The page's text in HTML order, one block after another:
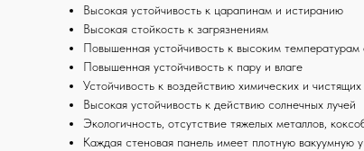
Высокая устойчивость к царапинам и истиранию
Высокая стойкость к загрязнениям
Повышенная устойчивость к высоким
Повышенная устойчивость к пару и влаге
Устойчивость к воздействию химических и
Высокая устойчивость к действию солнечных лучей
Экологичность, отсутствие тяжелых металлов,
Каждая стеновая панель имеет плотную вакуумную